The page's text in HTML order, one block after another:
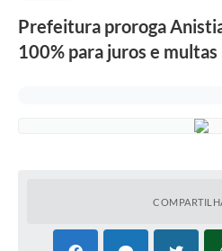
Arvorômetro
Prefeitura proroga
100% para juros e multas